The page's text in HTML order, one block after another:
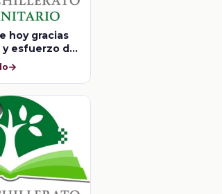
hoy gracias
y esfuerzo de
de